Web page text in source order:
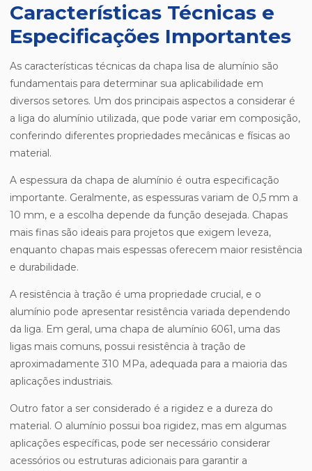
Características Técnicas e
Especificações Importantes
As características técnicas da chapa lisa de alumínio são
fundamentais para determinar sua aplicabilidade em
diversos setores. Um dos principais aspectos a considerar é
a liga do alumínio utilizada, que pode variar em composição,
conferindo diferentes propriedades mecânicas e físicas ao
material.
A espessura da chapa de alumínio é outra especificação
importante. Geralmente, as espessuras variam de 0,5 mm a
10 mm, e a escolha depende da função desejada. Chapas
mais finas são ideais para projetos que exigem leveza,
enquanto chapas mais espessas oferecem maior resistência
e durabilidade.
A resistência à tração é uma propriedade crucial, e o
alumínio pode apresentar resistência variada dependendo
da liga. Em geral, uma chapa de alumínio 6061, uma das
ligas mais comuns, possui resistência à tração de
aproximadamente 310 MPa, adequada para a maioria das
aplicações industriais.
Outro fator a ser considerado é a rigidez e a dureza do
material. O alumínio possui boa rigidez, mas em algumas
aplicações específicas, pode ser necessário considerar
acessórios ou estruturas adicionais para garantir a